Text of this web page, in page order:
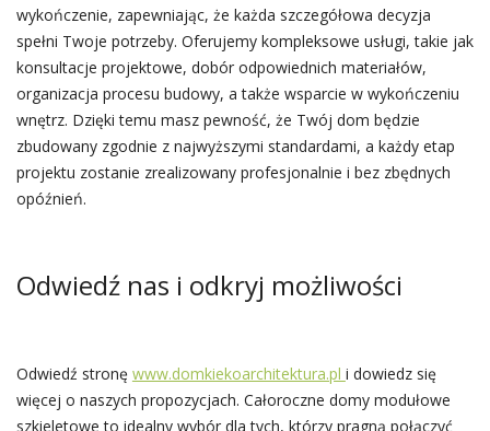
wykończenie, zapewniając, że każda szczegółowa decyzja
spełni Twoje potrzeby. Oferujemy kompleksowe usługi, takie jak
konsultacje projektowe, dobór odpowiednich materiałów,
organizacja procesu budowy, a także wsparcie w wykończeniu
wnętrz. Dzięki temu masz pewność, że Twój dom będzie
zbudowany zgodnie z najwyższymi standardami, a każdy etap
projektu zostanie zrealizowany profesjonalnie i bez zbędnych
opóźnień.
Odwiedź nas i odkryj możliwości
Odwiedź stronę www.domkiekoarchitektura.pl i dowiedz się
więcej o naszych propozycjach. Całoroczne domy modułowe
szkieletowe to idealny wybór dla tych, którzy pragną połączyć